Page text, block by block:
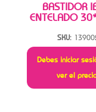
BASTIDOR
ENTELADO
SKU:
Debes iniciar
ver el